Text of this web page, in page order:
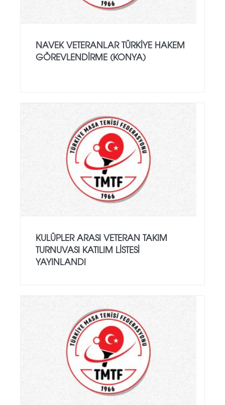
NAVEK VETERANLAR TÜRKIYE HAKEM
GÖREVLENDIRME (KONYA)
KULÜPLER ARASI VETERAN TAKIM
TURNUVASI KATILIM LISTESI
YAYINLANDI